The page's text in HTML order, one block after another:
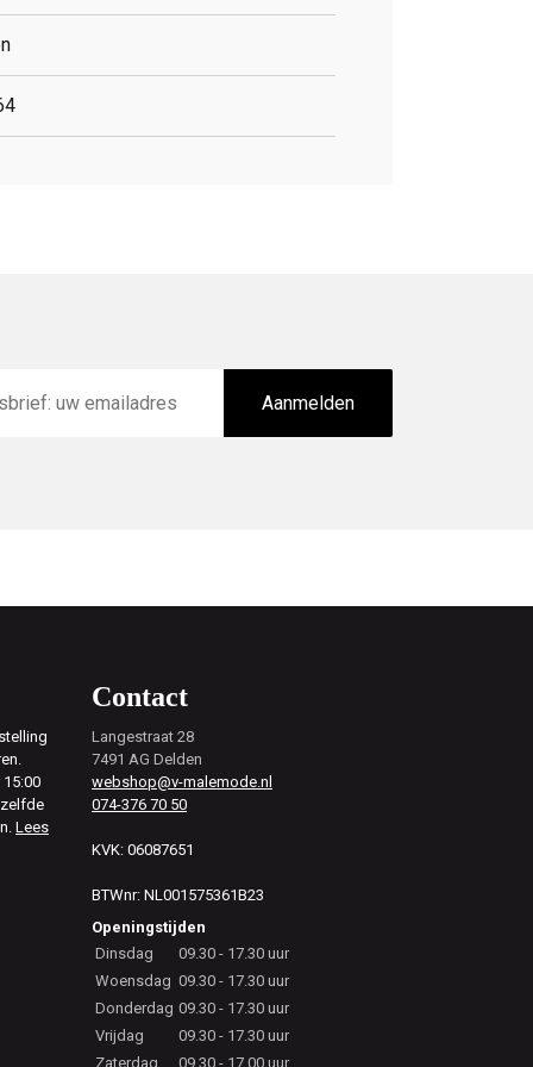
Aanmelden
Lees
Contact
Langestraat 28
7491 AG Delden
webshop@v-malemode.nl
074-376 70 50
KVK: 06087651
BTWnr: NL001575361B23
Openingstijden
Dinsdag
09.30 - 17.30 uur
Woensdag 09.30 - 17.30 uur
Donderdag 09.30 - 17.30 uur
Vrijdag
09.30 - 17.30 uur
Zaterdag
09.30 - 17.00 uur